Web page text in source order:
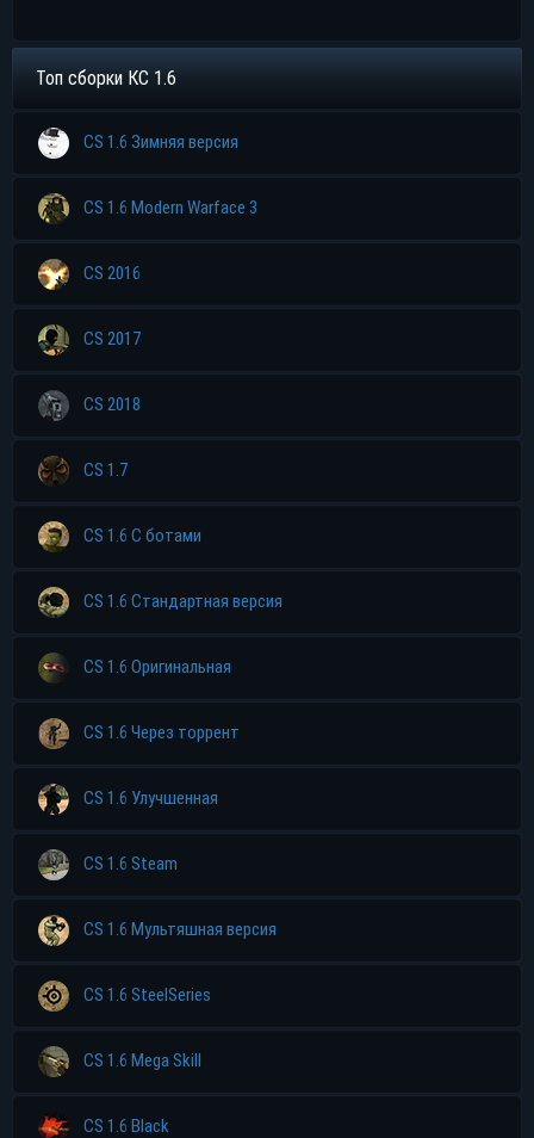
Топ сборки КС 1.6
CS 1.6 Зимняя версия
CS 1.6 Modern Warface 3
CS 2016
CS 2017
CS 2018
CS 1.7
CS 1.6 С ботами
CS 1.6 Стандартная версия
CS 1.6 Оригинальная
CS 1.6 Через торрент
CS 1.6 Улучшенная
CS 1.6 Steam
CS 1.6 Мультяшная версия
CS 1.6 SteelSeries
CS 1.6 Mega Skill
CS 1.6 Black